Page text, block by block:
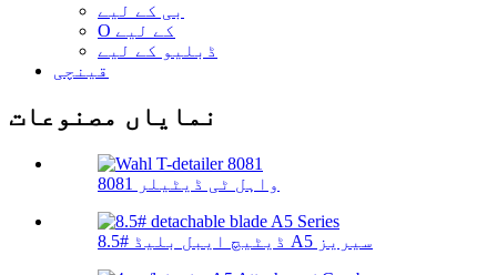
بی کے لیے
O کے لیے
ڈبلیو کے لیے
قینچی
نمایاں مصنوعات
واہل ٹی ڈیٹیلر 8081
8.5# ڈیٹیچ ایبل بلیڈ A5 سیریز